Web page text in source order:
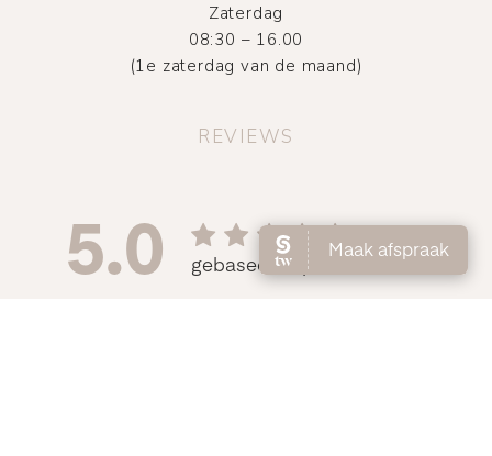
Zaterdag
08:30 – 16.00
(1e zaterdag van de maand)
REVIEWS